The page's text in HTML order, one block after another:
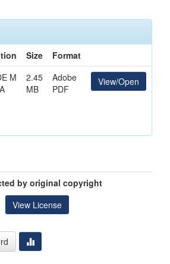
Size
Format
M
2.45
MB
Adobe
PDF
View/Open
by original copyright
View License